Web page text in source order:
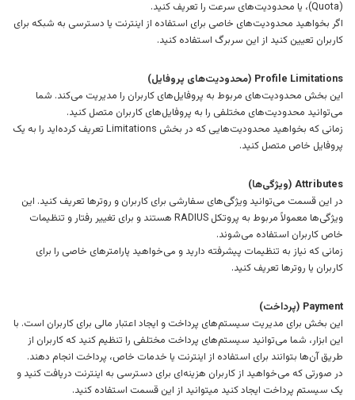
(Quota)، یا محدودیت‌های سرعت را تعریف کنید.
اگر بخواهید محدودیت‌های خاصی برای استفاده از اینترنت یا دسترسی به شبکه برای
کاربران تعیین کنید از این سربرگ استفاده کنید.
Profile Limitations (محدودیت‌های پروفایل)
این بخش محدودیت‌های مربوط به پروفایل‌های کاربران را مدیریت می‌کند. شما
می‌توانید محدودیت‌های مختلفی را به پروفایل‌های کاربران متصل کنید.
زمانی که بخواهید محدودیت‌هایی که در بخش Limitations تعریف کرده‌اید را به یک
پروفایل خاص متصل کنید.
Attributes (ویژگی‌ها)
در این قسمت می‌توانید ویژگی‌های سفارشی برای کاربران و روترها تعریف کنید. این
ویژگی‌ها معمولاً مربوط به پروتکل RADIUS هستند و برای تغییر رفتار و تنظیمات
خاص کاربران استفاده می‌شوند.
زمانی که نیاز به تنظیمات پیشرفته دارید و می‌خواهید پارامترهای خاصی را برای
کاربران یا روترها تعریف کنید.
Payment (پرداخت)
این بخش برای مدیریت سیستم‌های پرداخت و ایجاد اعتبار مالی برای کاربران است. با
این ابزار، شما می‌توانید سیستم‌های پرداخت مختلفی را تنظیم کنید که کاربران از
طریق آن‌ها بتوانند برای استفاده از اینترنت یا خدمات خاص، پرداخت انجام دهند.
در صورتی که می‌خواهید از کاربران هزینه‌ای برای دسترسی به اینترنت دریافت کنید و
یک سیستم پرداخت ایجاد کنید میتوانید از این قسمت استفاده کنید.